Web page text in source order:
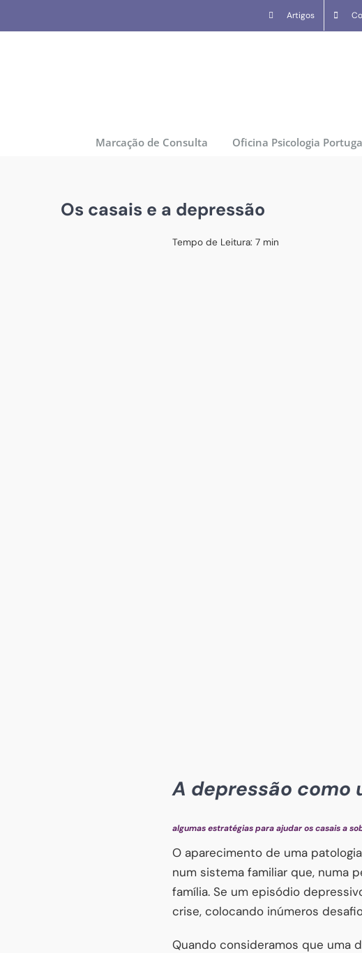
to
Artigos
Marcação de Consulta Oficina Psicologia
Os casais e a depressão
Tempo de Leitura: 7 min
A depressão
algumas estratégias para ajudar os casais a
O aparecimento de uma
num sistema familiar que, numa
família. Se um episódio
crise, colocando inúmeros
Quando consideramos que uma